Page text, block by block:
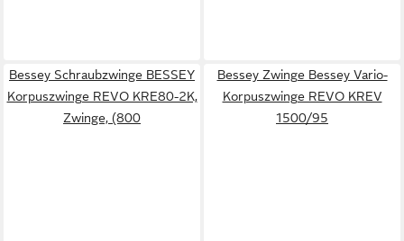
Bessey Schraubzwinge BESSEY
Korpuszwinge REVO KRE80-2K,
Zwinge, (800
Bessey Zwinge Bessey Vario-
Korpuszwinge REVO KREV
1500/95